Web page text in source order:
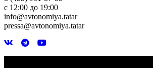
с 12:00 до 19:00
info@avtonomiya.tatar
pressa@avtonomiya.tatar